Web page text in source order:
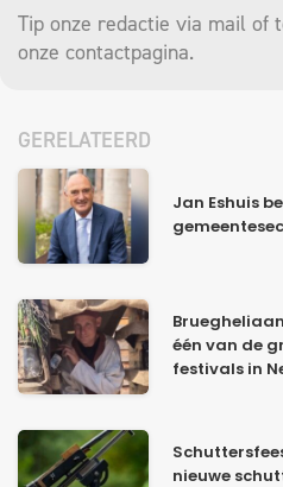
Tip onze redactie via mail of
onze contactpagina.
GERELATEERD
Jan Eshuis
één van de
festivals in
nieuwe